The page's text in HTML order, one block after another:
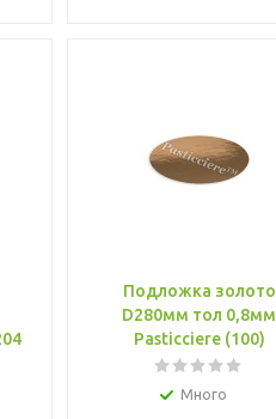
Подложка золото
D280мм тол 0,8мм
Pasticciere (100)
Много